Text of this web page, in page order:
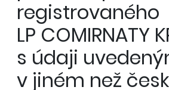
registrovaného
LP COMIRNATY
s údaji
v jiném než